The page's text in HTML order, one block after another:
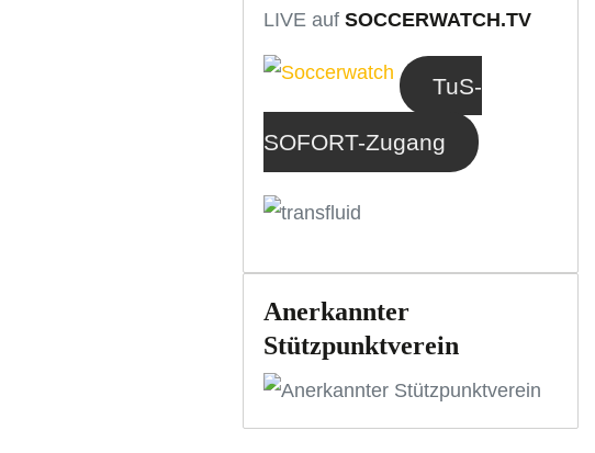
LIVE aufSOCCERWATCH.TV
TuS-
SOFORT-Zugang
Anerkannter
Stützpunktverein